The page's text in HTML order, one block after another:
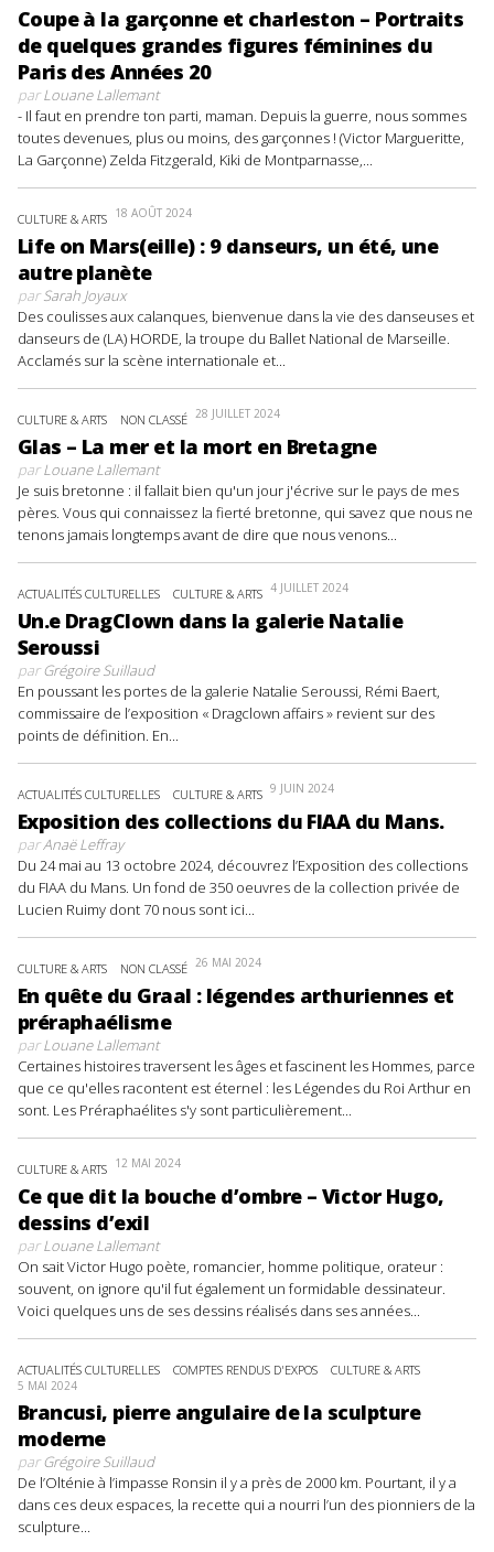
Coupe à la garçonne et charleston – Portraits
de quelques grandes figures féminines du
Paris des Années 20
parLouane Lallemant
- Il faut en prendre ton parti, maman. Depuis la guerre, nous sommes
toutes devenues, plus ou moins, des garçonnes ! (Victor Margueritte,
La Garçonne) Zelda Fitzgerald, Kiki de Montparnasse,...
CULTURE & ARTS 18 AOÛT 2024
Life on Mars(eille) : 9 danseurs, un été, une
autre planète
parSarah Joyaux
Des coulisses aux calanques, bienvenue dans la vie des danseuses et
danseurs de (LA) HORDE, la troupe du Ballet National de Marseille.
Acclamés sur la scène internationale et...
CULTURE & ARTS NON CLASSÉ 28 JUILLET 2024
Glas – La mer et la mort en Bretagne
parLouane Lallemant
Je suis bretonne : il fallait bien qu'un jour j'écrive sur le pays de mes
pères. Vous qui connaissez la fierté bretonne, qui savez que nous ne
tenons jamais longtemps avant de dire que nous venons...
ACTUALITÉS CULTURELLES CULTURE & ARTS 4 JUILLET 2024
Un.e DragClown dans la galerie Natalie
Seroussi
parGrégoire Suillaud
En poussant les portes de la galerie Natalie Seroussi, Rémi Baert,
commissaire de l’exposition « Dragclown affairs » revient sur des
points de définition. En...
ACTUALITÉS CULTURELLES CULTURE & ARTS 9 JUIN 2024
Exposition des collections du FIAA du Mans.
parAnaë Leffray
Du 24 mai au 13 octobre 2024, découvrez l’Exposition des collections
du FIAA du Mans. Un fond de 350 oeuvres de la collection privée de
Lucien Ruimy dont 70 nous sont ici...
CULTURE & ARTS NON CLASSÉ 26 MAI 2024
En quête du Graal : légendes arthuriennes et
préraphaélisme
parLouane Lallemant
Certaines histoires traversent les âges et fascinent les Hommes, parce
que ce qu'elles racontent est éternel : les Légendes du Roi Arthur en
sont. Les Préraphaélites s'y sont particulièrement...
CULTURE & ARTS 12 MAI 2024
Ce que dit la bouche d’ombre – Victor Hugo,
dessins d’exil
parLouane Lallemant
On sait Victor Hugo poète, romancier, homme politique, orateur :
souvent, on ignore qu'il fut également un formidable dessinateur.
Voici quelques uns de ses dessins réalisés dans ses années...
ACTUALITÉS CULTURELLES COMPTES RENDUS D'EXPOS CULTURE & ARTS
5 MAI 2024
Brancusi, pierre angulaire de la sculpture
moderne
parGrégoire Suillaud
De l’Olténie à l’impasse Ronsin il y a près de 2000 km. Pourtant, il y a
dans ces deux espaces, la recette qui a nourri l’un des pionniers de la
sculpture...